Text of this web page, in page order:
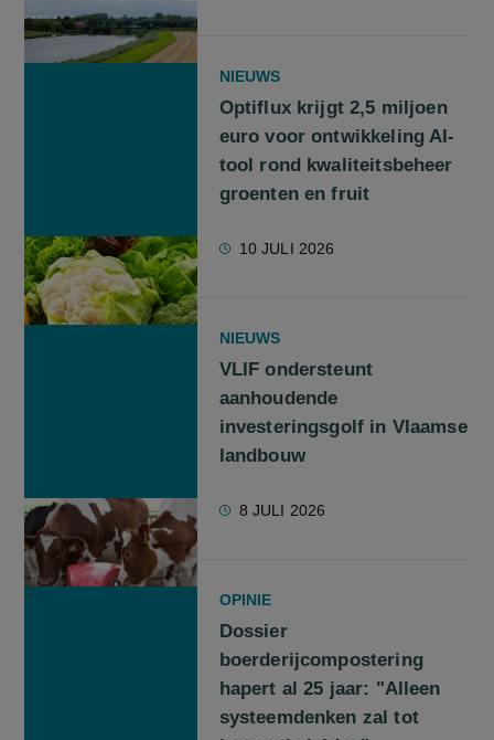
NIEUWS
Optiflux krijgt 2,5 miljoen
euro voor ontwikkeling AI-
tool rond kwaliteitsbeheer
groenten en fruit
10 JULI 2026
NIEUWS
VLIF ondersteunt
aanhoudende
investeringsgolf in Vlaamse
landbouw
8 JULI 2026
OPINIE
Dossier
boerderijcompostering
hapert al 25 jaar: "Alleen
systeemdenken zal tot